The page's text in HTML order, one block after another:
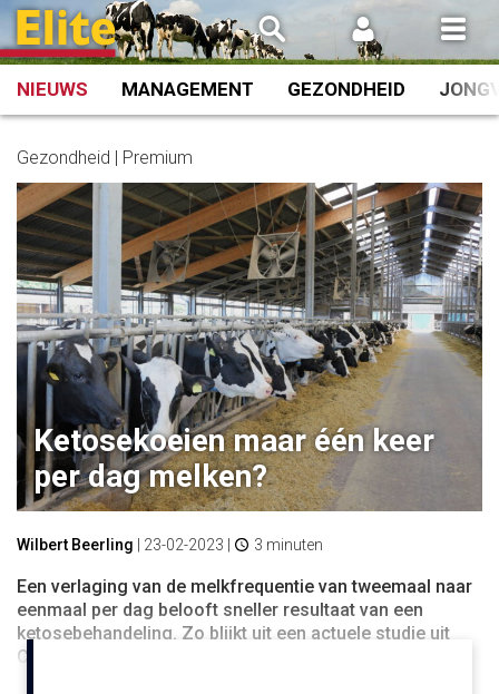
Spring
naar
inhoud
NIEUWS MANAGEMENT GEZONDHEID
Gezondheid | Premium
Ketosekoeien maar één keer
per dag melken?
Wilbert Beerling 23-02-2023 3 minuten
Een verlaging van de melkfrequentie van tweemaal naar
eenmaal per dag belooft sneller resultaat van een
ketosebehandeling. Zo blijkt uit een actuele studie uit
Canada.